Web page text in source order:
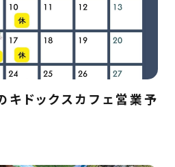
キドックスカフェ営業予